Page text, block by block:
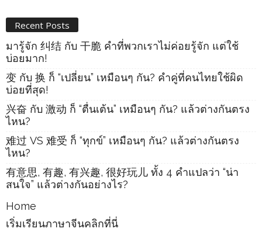
Recent Posts
มารู้จัก 纠结 กับ 干脆 คำที่พวกเราไม่ค่อยรู้จัก แต่ใช้
บ่อยมาก!
变 กับ 换 ก็ “เปลี่ยน” เหมือนๆ กัน? คำคู่ที่คนไทยใช้ผิด
บ่อยที่สุด!
兴奋 กับ 激动 ก็ “ตื่นเต้น” เหมือนๆ กัน? แล้วต่างกันตรง
ไหน?
难过 VS 难受 ก็ “ทุกข์” เหมือนๆ กัน? แล้วต่างกันตรง
ไหน?
有意思, 有趣, 有兴趣, 很好玩儿 ทั้ง 4 คำแปลว่า “น่า
สนใจ” แล้วต่างกันอย่างไร?
Home
เริ่มเรียนภาษาจีนคลิกที่นี่